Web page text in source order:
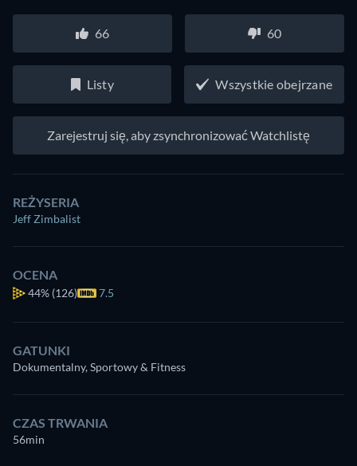
66 60
Listy Wszystkie obejrzane
Zarejestruj się, aby zsynchronizować Watchlistę
REŻYSERIA
Jeff Zimbalist
OCENA
44% (126) 7.5
GATUNKI
Dokumentalny, Sportowy & Fitness
CZAS TRWANIA
56min